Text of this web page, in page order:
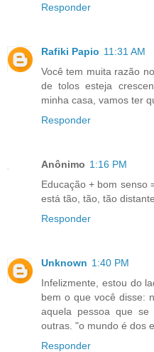
Responder
Rafiki Papio 11:31 AM
Você tem muita razão
de tolos esteja
minha casa, vamos ter
Responder
Anônimo 1:16 PM
Educação + bom senso
está tão, tão, tão
Responder
Unknown 1:40 PM
Infelizmente, estou do
bem o que você disse:
aquela pessoa que
outras. "o mundo é dos
Responder